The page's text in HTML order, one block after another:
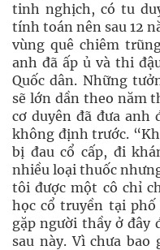
tinh nghịch, có tu
tính toán nên sau 12
vùng quê chiêm
anh đã ấp ủ và thi
Quốc dân. Những
sẽ lớn dần theo năm
cơ duyên đã đưa anh
không định trước.
bị đau cổ cấp, đi
nhiều loại thuốc
tôi được một cô chỉ
học cổ truyền tại
gặp người thầy ở đây
sau này. Vì chưa